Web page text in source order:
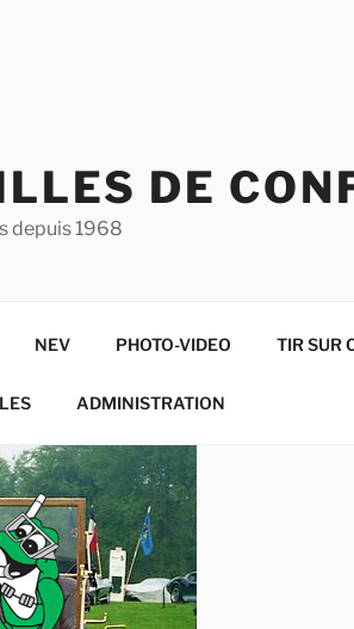
DE
depuis 1968
NEV PHOTO-VIDEO TIR SUR
ADMINISTRATION